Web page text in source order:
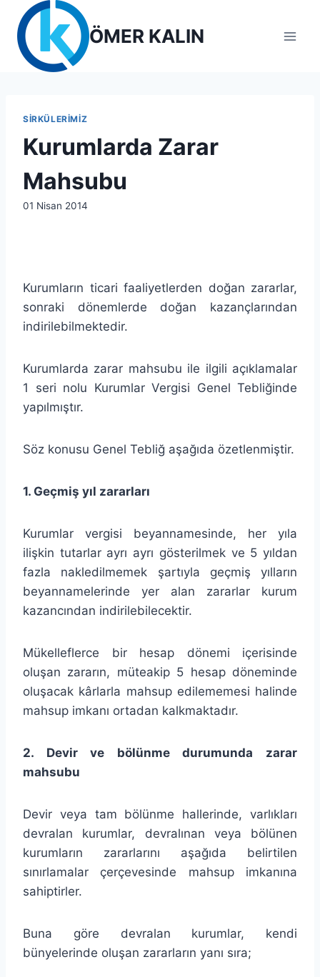
content
ÖMER KALIN
SIRKÜLERIMIZ
Kurumlarda Zarar
Mahsubu
By
01 Nisan 2014
Kurumların ticari faaliyetlerden doğan zararlar,
sonraki dönemlerde doğan kazançlarından
indirilebilmektedir.
Kurumlarda zarar mahsubu ile ilgili açıklamalar
1 seri nolu Kurumlar Vergisi Genel Tebliğinde
yapılmıştır.
Söz konusu Genel Tebliğ aşağıda özetlenmiştir.
1. Geçmiş yıl zararları
Kurumlar vergisi beyannamesinde, her yıla
ilişkin tutarlar ayrı ayrı gösterilmek ve 5 yıldan
fazla nakledilmemek şartıyla geçmiş yılların
beyannamelerinde yer alan zararlar kurum
kazancından indirilebilecektir.
Mükelleflerce bir hesap dönemi içerisinde
oluşan zararın, müteakip 5 hesap döneminde
oluşacak kârlarla mahsup edilememesi halinde
mahsup imkanı ortadan kalkmaktadır.
2. Devir ve bölünme durumunda zarar
mahsubu
Devir veya tam bölünme hallerinde, varlıkları
devralan kurumlar, devralınan veya bölünen
kurumların zararlarını aşağıda belirtilen
sınırlamalar çerçevesinde mahsup imkanına
sahiptirler.
Buna göre devralan kurumlar, kendi
bünyelerinde oluşan zararların yanı sıra;